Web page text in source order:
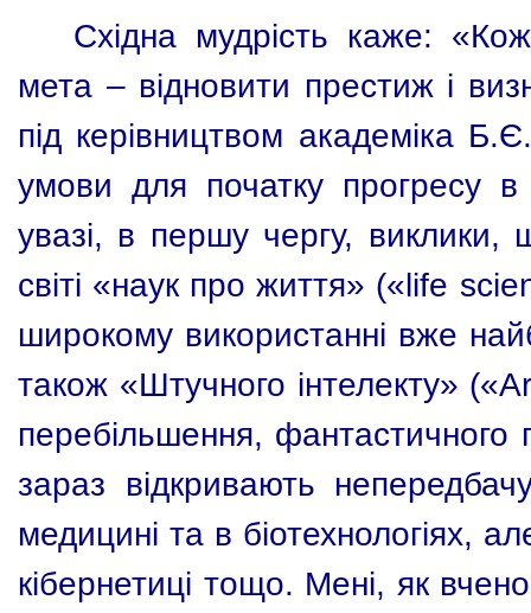
Східна мудрість каже:
мета – відновити престиж і
під керівництвом академіка
умови для початку прогресу
увазі, в першу чергу, виклики,
світі «наук про життя» («life
широкому використанні вже
також «Штучного інтелекту» («
перебільшення, фантастичного
зараз відкривають
медицині та в біотехнологіях,
кібернетиці тощо. Мені, як